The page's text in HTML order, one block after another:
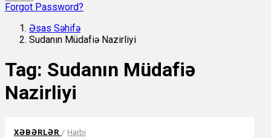
Forgot Password?
Əsas Səhifə
Sudanın Müdafiə Nazirliyi
Tag: Sudanın Müdafiə
Nazirliyi
XƏBƏRLƏR / Hərbi